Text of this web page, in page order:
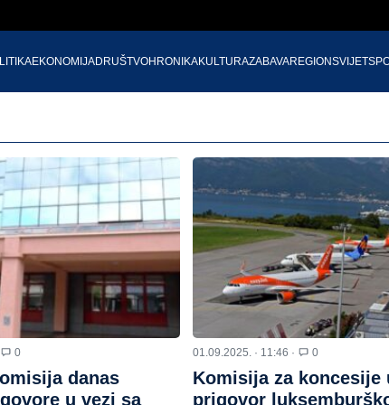
EKONOMIJADRUŠTVOHRONIKAKULTURAZABAVAREGIONSVIJET
0
danas
u vezi sa
01.09.2025. · 11:46 · 0
Komisija za koncesije
prigovor